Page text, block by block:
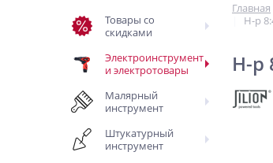
Товары со
скидками
Электроинструмент
и электротовары
Малярный
инструмент
Штукатурный
инструмент
Главная
Н-р
Н-р